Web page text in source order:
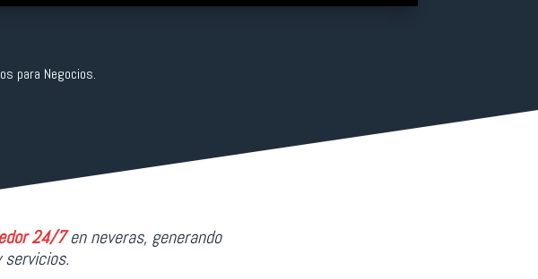
para Negocios.
24/7 en neveras, generando
servicios.